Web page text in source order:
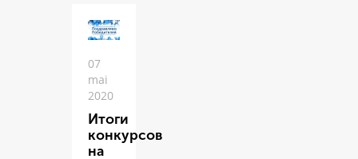
07
mai
2020
Итоги
конкурсов
на